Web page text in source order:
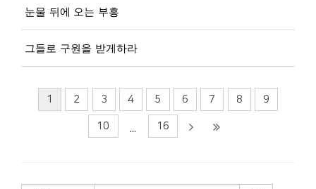
눈물 뒤에 오는 부흥
그들로 구원을 받게하라
1 2 3 4 5 6 7 8 9
10 ... 16